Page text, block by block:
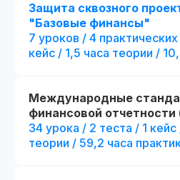
Защита сквозного
"Базовые финансы"
7 уроков / 4 практических
кейс / 1,5 часа теории /
Международные
финансовой
34 урока / 2 теста / 1
теории / 59,2 часа
Являемся официальными
администраторами экзамена СФА
и даем 20% скидку на
Стандарт